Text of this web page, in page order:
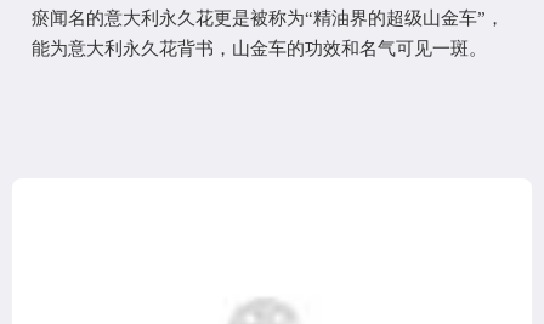
瘀闻名的意大利永久花更是被称为“精油界的超级山金车”，
能为意大利永久花背书，山金车的功效和名气可见一斑。